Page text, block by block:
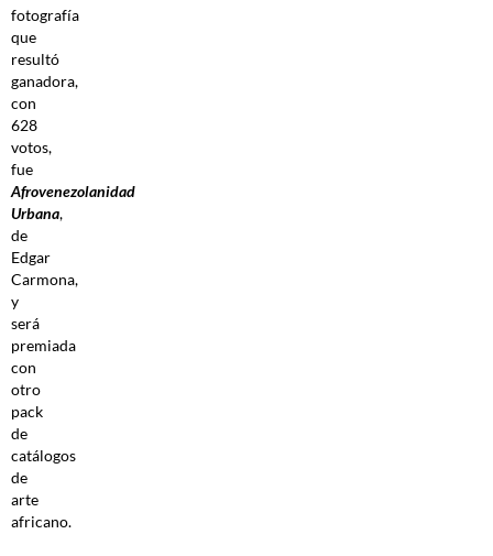
fotografía
que
resultó
ganadora,
con
628
votos,
fue
Afrovenezolanidad
Urbana,
de
Edgar
Carmona,
y
será
premiada
con
otro
pack
de
catálogos
de
arte
africano.